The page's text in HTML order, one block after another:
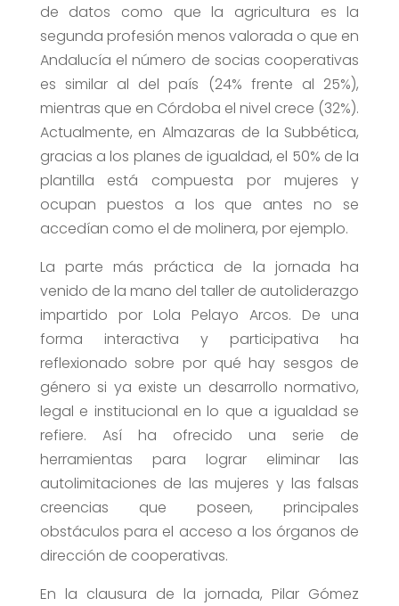
de datos como que la agricultura es la
segunda profesión menos valorada o que en
Andalucía el número de socias cooperativas
es similar al del país (24% frente al 25%),
mientras que en Córdoba el nivel crece (32%).
Actualmente, en Almazaras de la Subbética,
gracias a los planes de igualdad, el 50% de la
plantilla está compuesta por mujeres y
ocupan puestos a los que antes no se
accedían como el de molinera, por ejemplo.
La parte más práctica de la jornada ha
venido de la mano del taller de autoliderazgo
impartido por Lola Pelayo Arcos. De una
forma interactiva y participativa ha
reflexionado sobre por qué hay sesgos de
género si ya existe un desarrollo normativo,
legal e institucional en lo que a igualdad se
refiere. Así ha ofrecido una serie de
herramientas para lograr eliminar las
autolimitaciones de las mujeres y las falsas
creencias que poseen, principales
obstáculos para el acceso a los órganos de
dirección de cooperativas.
En la clausura de la jornada, Pilar Gómez